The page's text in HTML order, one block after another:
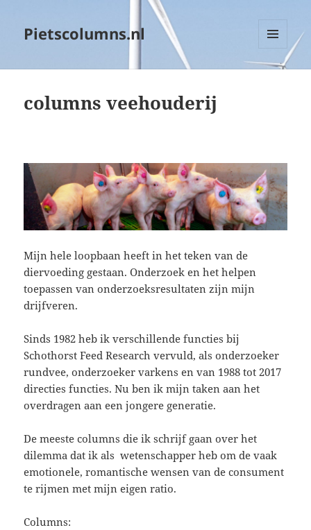
Pietscolumns.nl
MENU
EN
columns veehouderij
Mijn hele loopbaan heeft in het teken van de
diervoeding gestaan. Onderzoek en het helpen
toepassen van onderzoeksresultaten zijn mijn
drijfveren.
Sinds 1982 heb ik verschillende functies bij
Schothorst Feed Research vervuld, als onderzoeker
rundvee, onderzoeker varkens en van 1988 tot 2017
directies functies. Nu ben ik mijn taken aan het
overdragen aan een jongere generatie.
De meeste columns die ik schrijf gaan over het
dilemma dat ik als wetenschapper heb om de vaak
emotionele, romantische wensen van de consument
te rijmen met mijn eigen ratio.
Columns: